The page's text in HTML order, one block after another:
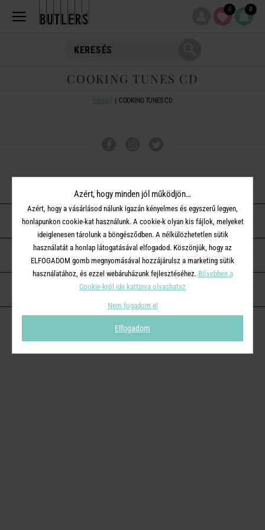
0 0
COOKING TUNES CD
Főoldal COOKING TUNES CD
ÜGYFÉLSZOLGÁLAT
A BUTLERS-RŐL
KAPCSOLAT
Azért, hogy minden jól működjön…
Azért, hogy a vásárlásod nálunk igazán kényelmes és egyszerű legyen,
honlapunkon cookie-kat használunk. A cookie-k olyan kis fájlok, melyeket
ideiglenesen tárolunk a böngésződben. A nélkülözhetetlen sütik
használatát a honlap látogatásával elfogadod. Köszönjük, hogy az
ELFOGADOM gomb megnyomásával hozzájárulsz a marketing sütik
használatához, és ezzel webáruházunk fejlesztéséhez. Bővebben a
Cookie-król ide kattinva olvashatsz
Nem fogadom el
Elfogadom